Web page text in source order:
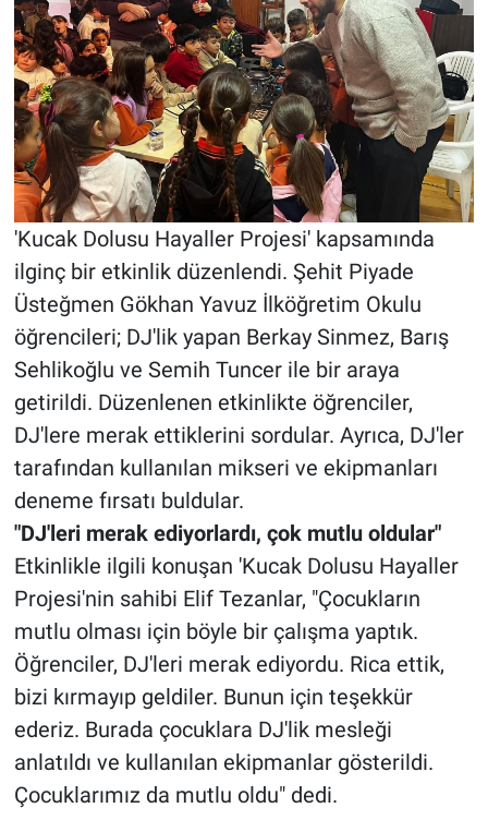
'Kucak Dolusu Hayaller Projesi' kapsamında
ilginç bir etkinlik düzenlendi. Şehit Piyade
Üsteğmen Gökhan Yavuz İlköğretim Okulu
öğrencileri; DJ'lik yapan Berkay Sinmez, Barış
Sehlikoğlu ve Semih Tuncer ile bir araya
getirildi. Düzenlenen etkinlikte öğrenciler,
DJ'lere merak ettiklerini sordular. Ayrıca, DJ'ler
tarafından kullanılan mikseri ve ekipmanları
deneme fırsatı buldular.
"DJ'leri merak ediyorlardı, çok mutlu oldular"
Etkinlikle ilgili konuşan 'Kucak Dolusu Hayaller
Projesi'nin sahibi Elif Tezanlar, "Çocukların
mutlu olması için böyle bir çalışma yaptık.
Öğrenciler, DJ'leri merak ediyordu. Rica ettik,
bizi kırmayıp geldiler. Bunun için teşekkür
ederiz. Burada çocuklara DJ'lik mesleği
anlatıldı ve kullanılan ekipmanlar gösterildi.
Çocuklarımız da mutlu oldu" dedi.